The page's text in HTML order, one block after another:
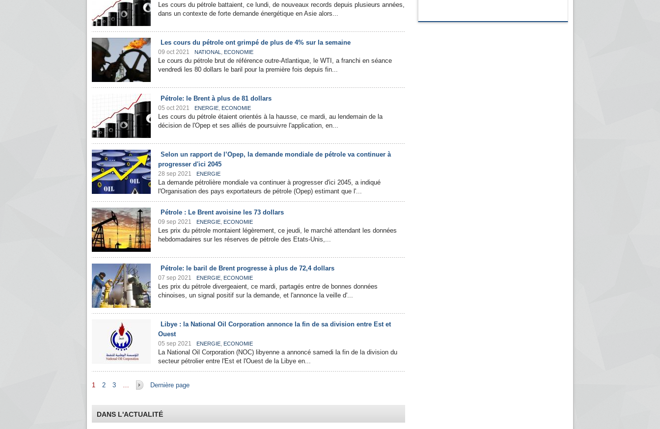
Les cours du pétrole battaient, ce lundi, de nouveaux records depuis plusieurs années,
dans un contexte de forte demande énergétique en Asie alors...
Les cours du pétrole ont grimpé de plus de 4% sur la semaine
09 oct 2021 NATIONAL , ECONOMIE
Le cours du pétrole brut de référence outre-Atlantique, le WTI, a franchi en séance
vendredi les 80 dollars le baril pour la première fois depuis fin...
Pétrole: le Brent à plus de 81 dollars
05 oct 2021 ENERGIE, ECONOMIE
Les cours du pétrole étaient orientés à la hausse, ce mardi, au lendemain de la
décision de l'Opep et ses alliés de poursuivre l'application, en...
Selon un rapport de l’Opep, la demande mondiale de pétrole va continuer à
progresser d'ici 2045
28 sep 2021 ENERGIE
La demande pétrolière mondiale va continuer à progresser d'ici 2045, a indiqué
l'Organisation des pays exportateurs de pétrole (Opep) estimant que l'...
Pétrole : Le Brent avoisine les 73 dollars
09 sep 2021 ENERGIE, ECONOMIE
Les prix du pétrole montaient légèrement, ce jeudi, le marché attendant les données
hebdomadaires sur les réserves de pétrole des Etats-Unis,...
Pétrole: le baril de Brent progresse à plus de 72,4 dollars
07 sep 2021 ENERGIE, ECONOMIE
Les prix du pétrole divergeaient, ce mardi, partagés entre de bonnes données
chinoises, un signal positif sur la demande, et l'annonce la veille d'...
Libye : la National Oil Corporation annonce la fin de sa division entre Est et
Ouest
05 sep 2021 ENERGIE, ECONOMIE
La National Oil Corporation (NOC) libyenne a annoncé samedi la fin de la division du
secteur pétrolier entre l'Est et l'Ouest de la Libye en...
Pages
1 2 3 … Dernière page
DANS L'ACTUALITÉ